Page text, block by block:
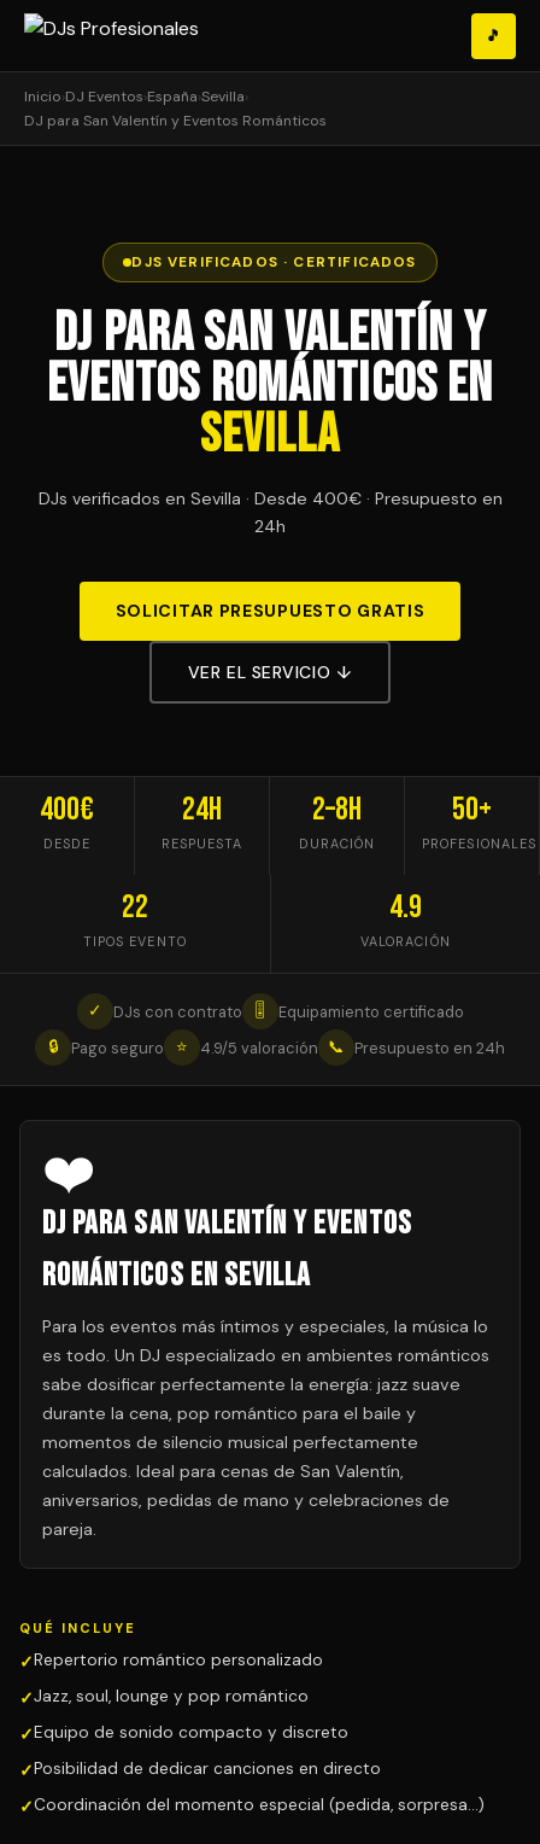
🎵
Inicio›DJ Eventos›España›Sevilla›
DJ para San Valentín y Eventos Románticos
DJS VERIFICADOS · CERTIFICADOS
DJ para San Valentín y
Eventos Románticos en
Sevilla
DJs verificados en Sevilla · Desde 400€ · Presupuesto en
24h
SOLICITAR PRESUPUESTO GRATIS
VER EL SERVICIO ↓
400€
DESDE
24h
RESPUESTA
2–8h
DURACIÓN
50+
PROFESIONALES
22
TIPOS EVENTO
4.9
VALORACIÓN
✓ DJs con contrato 🎚
Equipamiento certificado
🔒
Pago seguro ⭐ 4.9/5 valoración 📞 Presupuesto en 24h
❤️
DJ para San Valentín y Eventos
Románticos en Sevilla
Para los eventos más íntimos y especiales, la música lo
es todo. Un DJ especializado en ambientes románticos
sabe dosificar perfectamente la energía: jazz suave
durante la cena, pop romántico para el baile y
momentos de silencio musical perfectamente
calculados. Ideal para cenas de San Valentín,
aniversarios, pedidas de mano y celebraciones de
pareja.
QUÉ INCLUYE
Repertorio romántico personalizado
Jazz, soul, lounge y pop romántico
Equipo de sonido compacto y discreto
Posibilidad de dedicar canciones en directo
Coordinación del momento especial (pedida, sorpresa...)